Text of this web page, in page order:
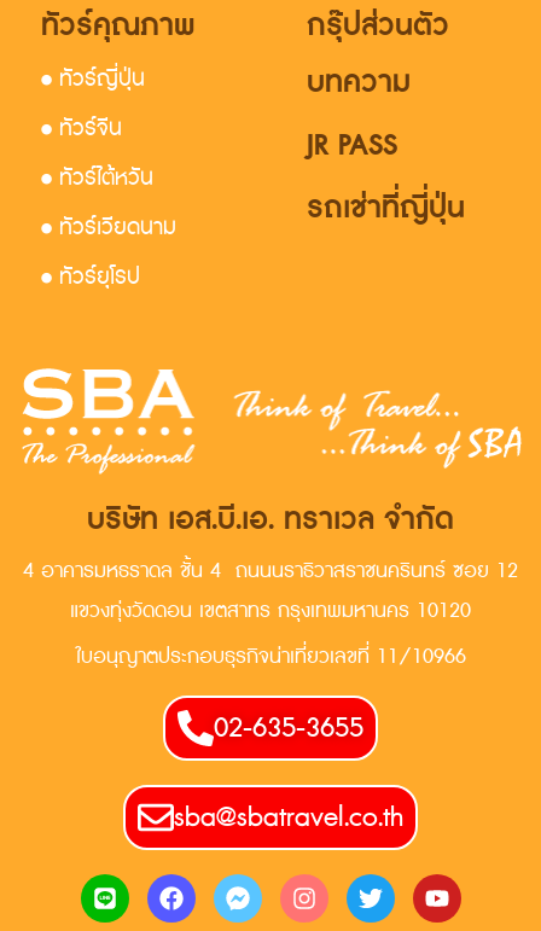
ทัวร์คุณภาพ
• ทัวร์ญี่ปุ่น
• ทัวร์จีน
• ทัวร์ไต้หวัน
• ทัวร์เวียดนาม
• ทัวร์ยุโรป
กรุ๊ปส่วนตัว
บทความ
JR PASS
รถเช่าที่ญี่ปุ่น
บริษัท เอส.บี.เอ. ทราเวล จำกัด
4 อาคารมหธราดล ชั้น 4 ถนนนราธิวาสราชนครินทร์ ซอย 12
แขวงทุ่งวัดดอน เขตสาทร กรุงเทพมหานคร 10120
ใบอนุญาตประกอบธุรกิจน่าเที่ยวเลขที่ 11/10966
02-635-3655
sba@sbatravel.co.th